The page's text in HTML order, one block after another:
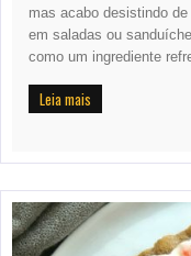
mas acabo desistindo
em saladas ou
como um ingrediente
Leia mais